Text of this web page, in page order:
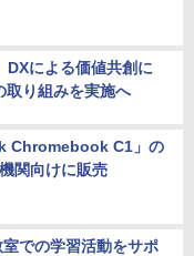
DXによる価値共創に
取り組みを実施へ
Chromebook C1」の
関向けに販売
での学習活動をサポ